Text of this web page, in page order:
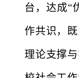
台，达成“
作共识，
理论支撑